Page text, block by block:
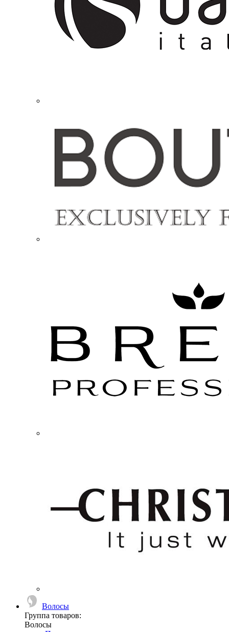
Волосы
Группа товаров:
Волосы